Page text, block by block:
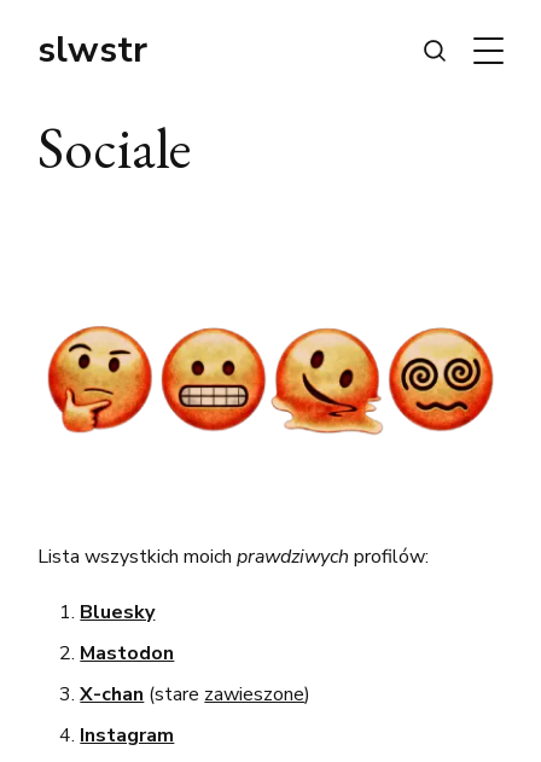
slwstr
Sociale
Lista wszystkich moichprawdziwych profilów:
Bluesky
Mastodon
X-chan(starezawieszone)
Instagram